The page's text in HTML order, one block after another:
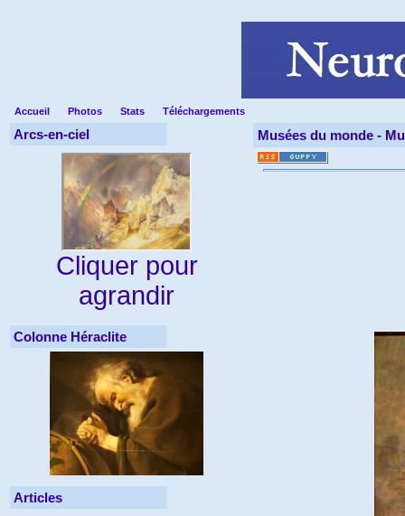
Accueil Photos Stats Téléchargements
Arcs-en-ciel
Cliquer pour
agrandir
Colonne Héraclite
Articles
Musées du monde -